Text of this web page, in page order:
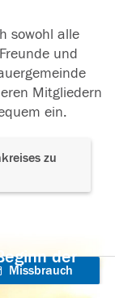
sowohl alle
und
Mitgliedern
ein.
zu
der
Missbrauch